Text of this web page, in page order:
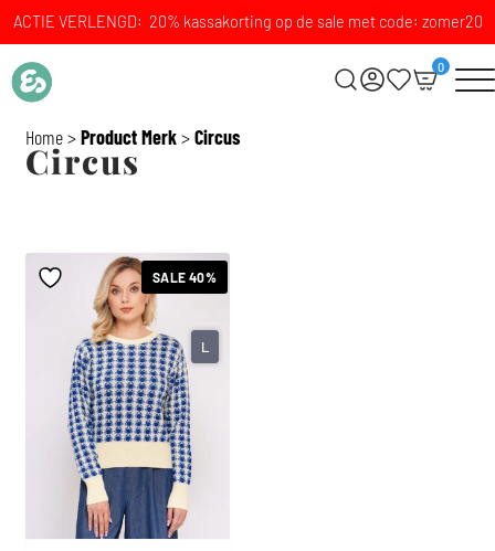
ACTIE VERLENGD: 20% kassakorting op de sale met code: zomer20
0
Home>Product Merk>Circus
Circus
SALE 40%
L